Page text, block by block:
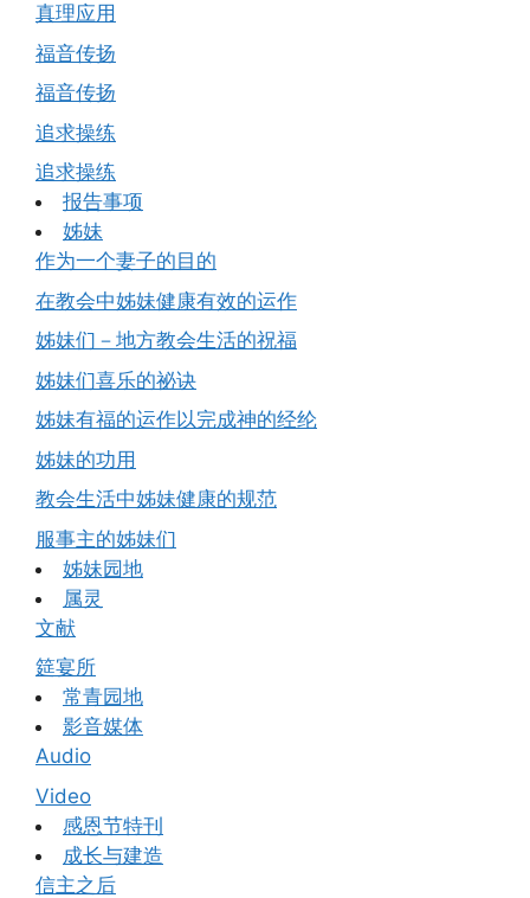
真理应用
福音传扬
福音传扬
追求操练
追求操练
报告事项
姊妹
作为一个妻子的目的
在教会中姊妹健康有效的运作
姊妹们－地方教会生活的祝福
姊妹们喜乐的祕诀
姊妹有福的运作以完成神的经纶
姊妹的功用
教会生活中姊妹健康的规范
服事主的姊妹们
姊妹园地
属灵
文献
筵宴所
常青园地
影音媒体
Audio
Video
感恩节特刊
成长与建造
信主之后